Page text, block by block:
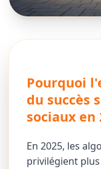
Pourquoi
du succès
sociaux en
En 2025, les
privilégient